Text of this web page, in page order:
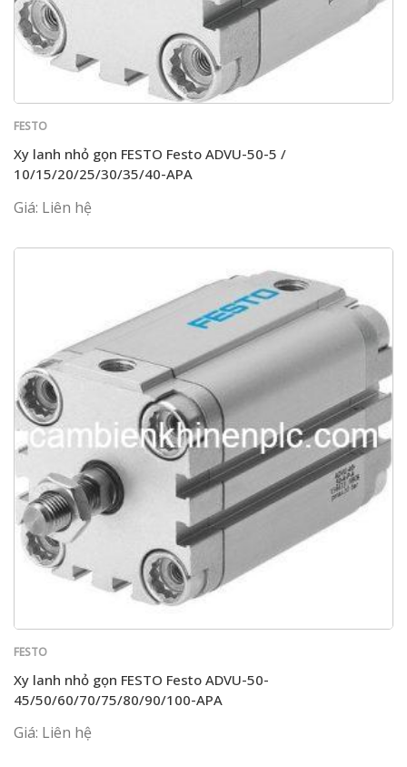
FESTO
Xy lanh nhỏ gọn FESTO Festo ADVU-50-5 /
10/15/20/25/30/35/40-APA
Giá: Liên hệ
FESTO
Xy lanh nhỏ gọn FESTO Festo ADVU-50-
45/50/60/70/75/80/90/100-APA
Giá: Liên hệ